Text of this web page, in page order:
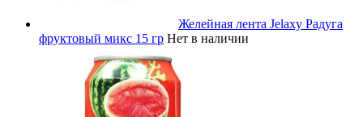
Желейная лента Jelaxy Радуга
фруктовый микс 15 гр Нет в наличии